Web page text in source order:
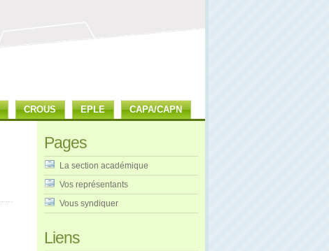
CROUS EPLE CAPA/CAPN
Pages
La section académique
Vos représentants
Vous syndiquer
Liens